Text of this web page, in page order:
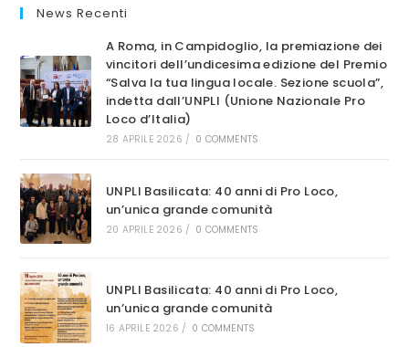
VOLONTARI
DI
SERVIZIO
CIVILE
UNIVERSALE
DELLE
PRO
LOCO
UNPLI
BASILICATA
News Recenti
A Roma, in Campidoglio, la premiazione dei
vincitori dell’undicesima edizione del Premio
“Salva la tua lingua locale. Sezione scuola”,
indetta dall’UNPLI (Unione Nazionale Pro
Loco d’Italia)
28 APRILE 2026 / 0 COMMENTS
UNPLI Basilicata: 40 anni di Pro Loco,
un’unica grande comunità
20 APRILE 2026 / 0 COMMENTS
UNPLI Basilicata: 40 anni di Pro Loco,
un’unica grande comunità
16 APRILE 2026 / 0 COMMENTS